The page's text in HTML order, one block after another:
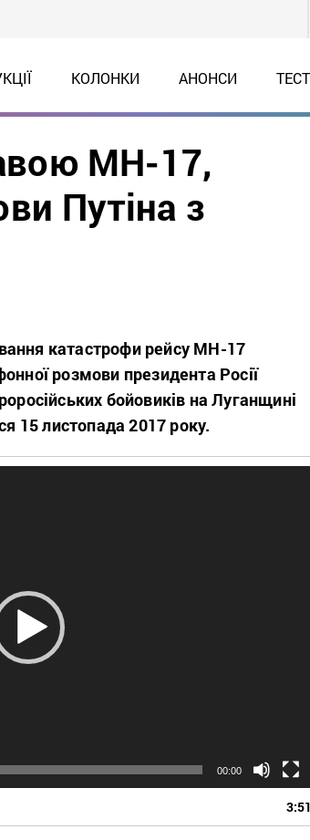
КОЛОНКИ АНОНСИ
МН-17,
Путіна з
катастрофи рейсу MH-17
розмови президента Росії
бойовиків на Луганщині
15 листопада 2017 року.
00:00
3:51